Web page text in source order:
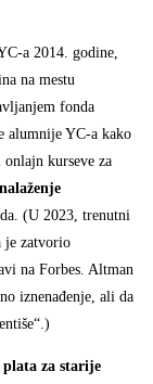
a 2014. godine,
na mestu
fonda
alumnije YC-a kako
kurseve za
(U 2023, trenutni
je zatvorio
na Forbes. Altman
iznenađenje, ali da
za starije